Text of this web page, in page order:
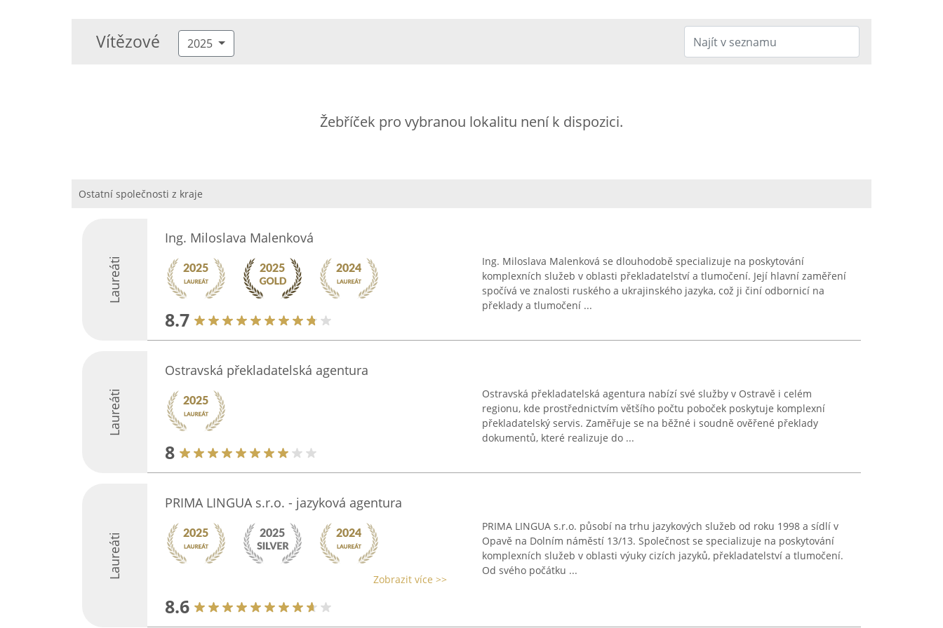
Vítězové 2025
Žebříček pro vybranou lokalitu není k dispozici.
Ostatní společnosti z kraje
Laureáti
Ing. Miloslava Malenková
8.7
Ing. Miloslava Malenková se dlouhodobě specializuje na poskytování
komplexních služeb v oblasti překladatelství a tlumočení. Její hlavní zaměření
spočívá ve znalosti ruského a ukrajinského jazyka, což ji činí odbornicí na
překlady a tlumočení ...
Laureáti
Ostravská překladatelská agentura
8
Ostravská překladatelská agentura nabízí své služby v Ostravě i celém
regionu, kde prostřednictvím většího počtu poboček poskytuje komplexní
překladatelský servis. Zaměřuje se na běžné i soudně ověřené překlady
dokumentů, které realizuje do ...
Laureáti
PRIMA LINGUA s.r.o. - jazyková agentura
Zobrazit více >>
8.6
PRIMA LINGUA s.r.o. působí na trhu jazykových služeb od roku 1998 a sídlí v
Opavě na Dolním náměstí 13/13. Společnost se specializuje na poskytování
komplexních služeb v oblasti výuky cizích jazyků, překladatelství a tlumočení.
Od svého počátku ...